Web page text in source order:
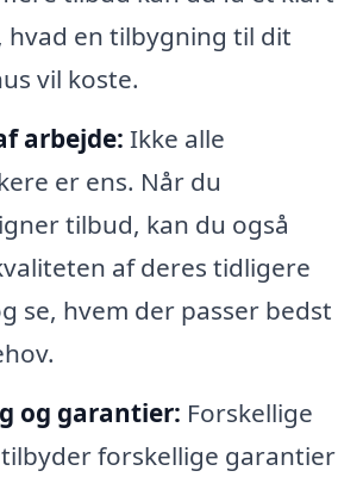
hvad en tilbygning til dit
vil koste.
arbejde: Ikke alle
er ens. Når du
tilbud, kan du også
af deres tidligere
se, hvem der passer bedst
og garantier: Forskellige
forskellige garantier